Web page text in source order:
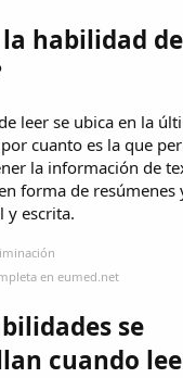
la habilidad
leer se ubica en la
cuanto es la que
la información de
forma de resúmenes
y escrita.
en eumed.net
se
cuando